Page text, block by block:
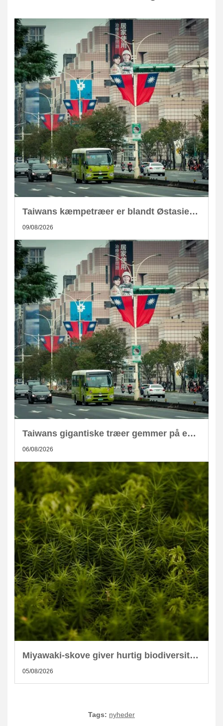
Taiwans kæmpetræer er blandt Østasiens største kulstoflagre
09/08/2026
Taiwans gigantiske træer gemmer på enorm CO2-lagring
06/08/2026
Miyawaki-skove giver hurtig biodiversitet i skandinaviske byer
05/08/2026
Tags: nyheder